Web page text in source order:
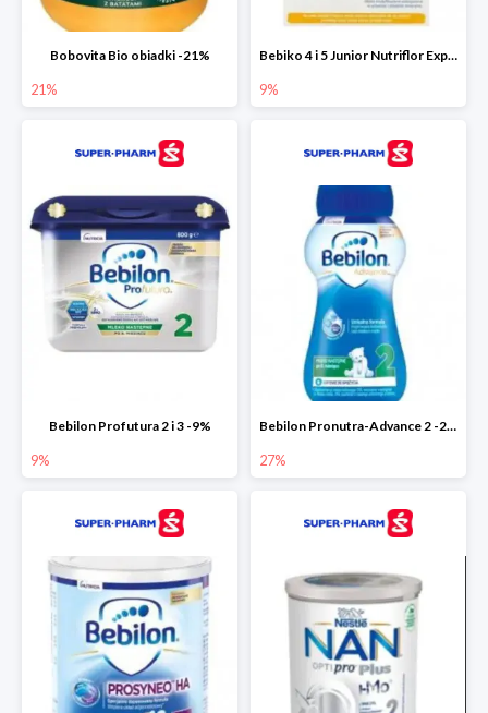
Bobovita Bio obiadki -21%
21%
Bebiko 4 i 5 Junior Nutriflor Expert -9%
9%
Bebilon Profutura 2 i 3 -9%
9%
Bebilon Pronutra-Advance 2 -27%
27%